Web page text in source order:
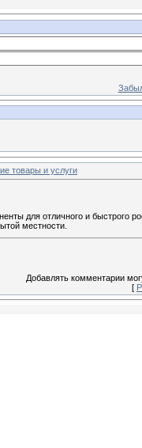
товары и услуги
для отличного и быстрого
местности.
Добавлять комментарии
[